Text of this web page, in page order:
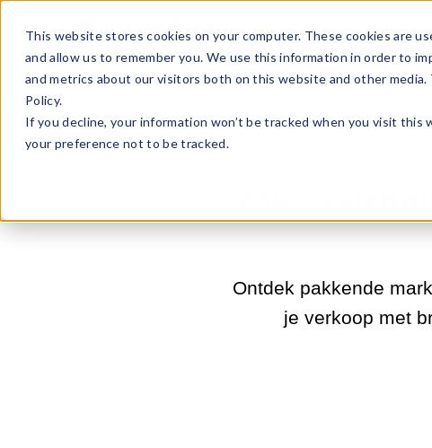
This website stores cookies on your computer. These cookies are
and allow us to remember you. We use this information in order to
and metrics about our visitors both on this website and other
Policy.
If you decline, your information won’t be tracked when you visit
your preference not to be tracked.
Sell Online Business
240+
Ontdek pakkende
je verkoop met